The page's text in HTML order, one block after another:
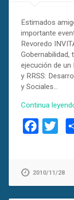
Estimados
importante
Revoredo
Gobernabilidad,
ejecución de un
y RRSS:
y Sociales…
Continua
2010/11/28